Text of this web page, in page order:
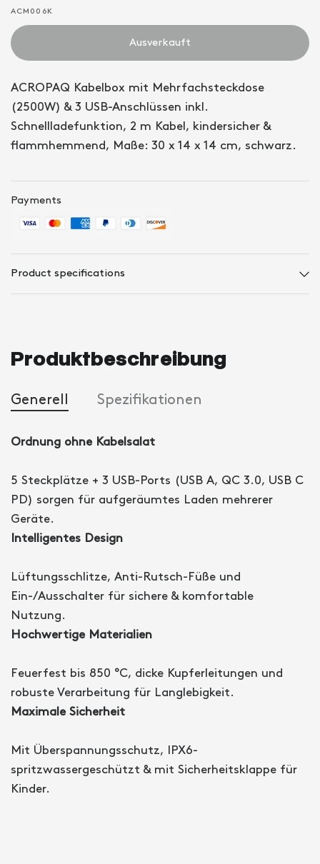
ACM006K
Ausverkauft
ACROPAQ Kabelbox mit Mehrfachsteckdose
(2500W) & 3 USB-Anschlüssen inkl.
Schnellladefunktion, 2 m Kabel, kindersicher &
flammhemmend, Maße: 30 x 14 x 14 cm, schwarz.
Payments
Product specifications
Produktbeschreibung
Generell Spezifikationen
Ordnung ohne Kabelsalat
5 Steckplätze + 3 USB-Ports (USB A, QC 3.0, USB C
PD) sorgen für aufgeräumtes Laden mehrerer
Geräte.
Intelligentes Design
Lüftungsschlitze, Anti-Rutsch-Füße und
Ein-/Ausschalter für sichere & komfortable
Nutzung.
Hochwertige Materialien
Feuerfest bis 850 °C, dicke Kupferleitungen und
robuste Verarbeitung für Langlebigkeit.
Maximale Sicherheit
Mit Überspannungsschutz, IPX6-
spritzwassergeschützt & mit Sicherheitsklappe für
Kinder.